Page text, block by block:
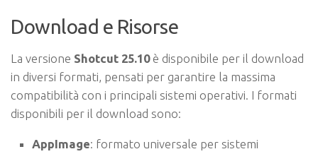
Download e Risorse
La versione Shotcut 25.10è disponibile per il download
in diversi formati, pensati per garantire la massima
compatibilità con i principali sistemi operativi. I formati
disponibili per il download sono:
AppImage: formato universale per sistemi